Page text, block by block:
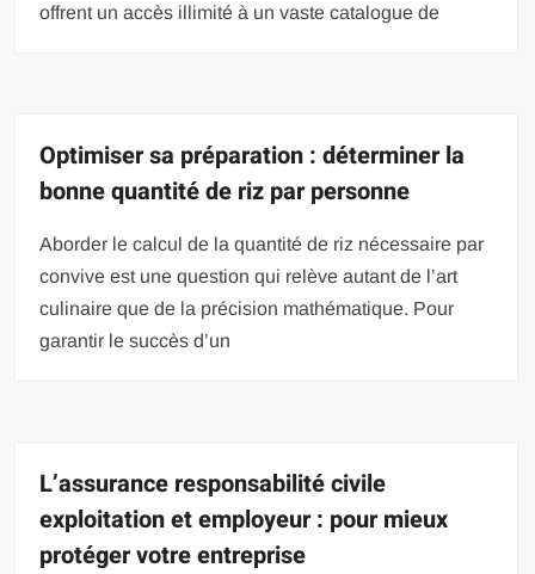
offrent un accès illimité à un vaste catalogue de
Optimiser sa préparation : déterminer la
bonne quantité de riz par personne
Aborder le calcul de la quantité de riz nécessaire par
convive est une question qui relève autant de l’art
culinaire que de la précision mathématique. Pour
garantir le succès d’un
L’assurance responsabilité civile
exploitation et employeur : pour mieux
protéger votre entreprise